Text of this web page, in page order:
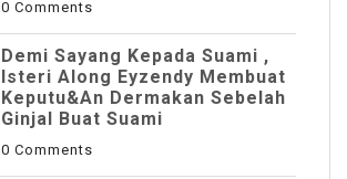
0 Comments
Demi Sayang Kepada Suami ,
Isteri Along Eyzendy Membuat
Keputu&an Dermakan Sebelah
Ginjal Buat Suami
0 Comments